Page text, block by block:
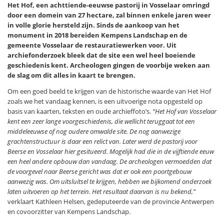
Het Hof, een achttiende-eeuwse pastorij in Vosselaar omringd
door een domein van 27 hectare, zal binnen enkele jaren weer
in volle glorie hersteld zijn. Sinds de aankoop van het
monument in 2018 bereiden Kempens Landschap en de
gemeente Vosselaar de restauratiewerken voor. Uit
archiefonderzoek bleek dat de site een wel heel boeiende
geschiedenis kent. Archeologen gingen de voorbije weken aan
de slag om dit alles in kaart te brengen.
Om een goed beeld te krijgen van de historische waarde van Het Hof
zoals we het vandaag kennen, is een uitvoerige nota opgesteld op
basis van kaarten, teksten en oude archieffoto’s. “Het Hof van Vosselaar
kent een zeer lange voorgeschiedenis, die wellicht teruggaat tot een
middeleeuwse of nog oudere omwalde site. De nog aanwezige
grachtenstructuur is daar een relict van. Later werd de pastorij voor
Beerse en Vosselaar hier gesitueerd. Mogelijk had die in de vijftiende eeuw
een heel andere opbouw dan vandaag. De archeologen vermoedden dat
de voorgevel naar Beerse gericht was dat er ook een poortgebouw
aanwezig was. Om uitsluitsel te krijgen, hebben we bijkomend onderzoek
laten uitvoeren op het terrein. Het resultaat daarvan is nu bekend,”
verklaart Kathleen Helsen, gedeputeerde van de provincie Antwerpen
en covoorzitter van Kempens Landschap.